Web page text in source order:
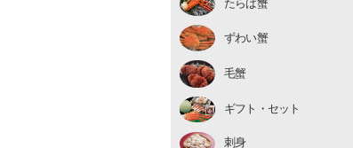
たらば蟹
チルド
むき身 ずわい蟹
むき身
生冷凍 毛蟹
チルド
ギフト・セット
刺身